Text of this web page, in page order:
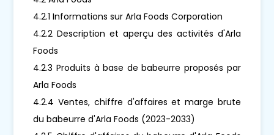
4.2.1 Informations sur Arla Foods Corporation
4.2.2 Description et aperçu des activités d'Arla
Foods
4.2.3 Produits à base de babeurre proposés par
Arla Foods
4.2.4 Ventes, chiffre d'affaires et marge brute
du babeurre d'Arla Foods (2023-2033)